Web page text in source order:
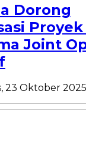
Dorong
Joint
23 Oktober